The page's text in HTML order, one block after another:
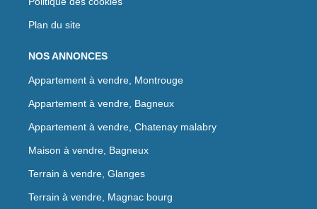
Plan du site
NOS ANNONCES
Appartement à vendre, Montrouge
Appartement à vendre, Bagneux
Appartement à vendre, Chatenay malabry
Maison à vendre, Bagneux
Terrain à vendre, Glanges
Terrain à vendre, Magnac bourg